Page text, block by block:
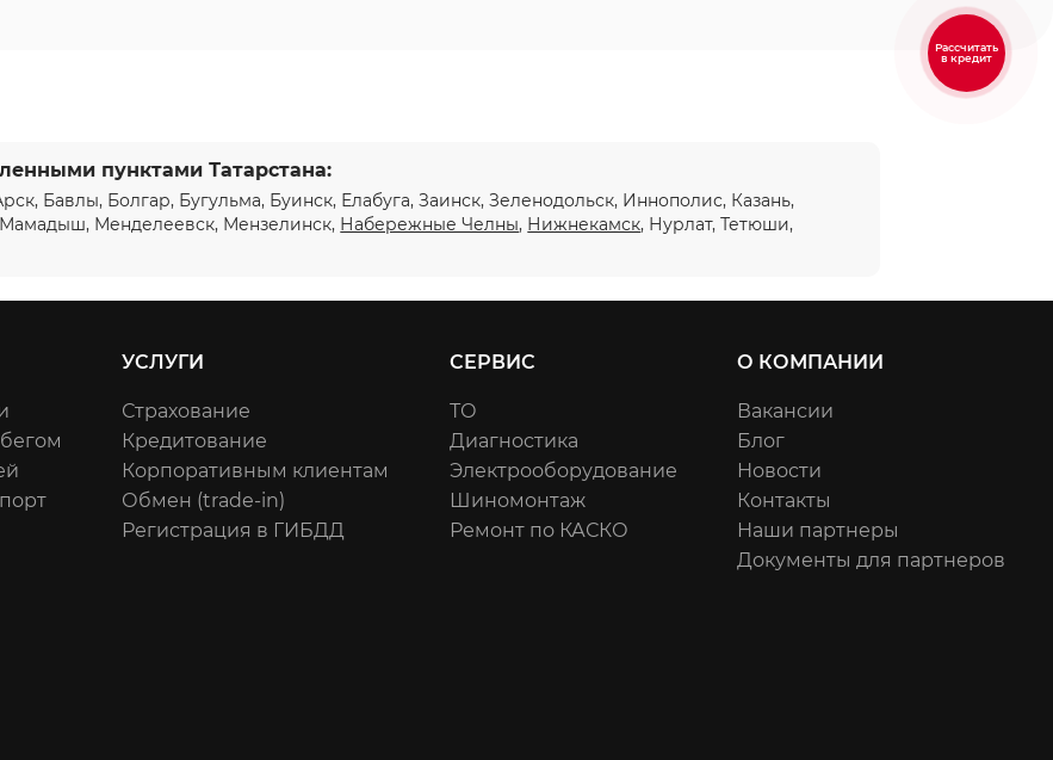
пунктами Татарстана:
Бавлы, Болгар, Бугульма, Буинск, Елабуга, Заинск, Зеленодольск, Иннополис, Казань,
Менделеевск, Мензелинск, Набережные Челны, Нижнекамск, Нурлат, Тетюши,
УСЛУГИ
Страхование
Кредитование
Корпоративным клиентам
Обмен (trade-in)
Регистрация в ГИБДД
СЕРВИС
ТО
Диагностика
Электрооборудование
Шиномонтаж
Ремонт по КАСКО
О КОМПАНИИ
Вакансии
Блог
Новости
Контакты
Наши партнеры
Документы для партнеров
Рассчитать
в кредит